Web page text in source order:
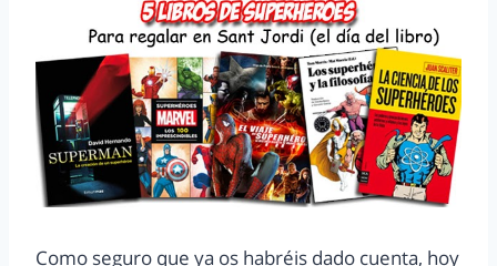
Como seguro que ya os habréis dado cuenta, hoy